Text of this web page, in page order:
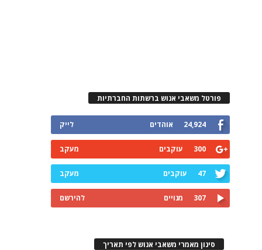
פורטל משאבי אנוש ברשתות החברתיות
24,924 אוהדים לייק
300 עוקבים מעקב
47 עוקבים מעקב
307 מנויים להירשם
סינון מאמרי משאבי אנוש לפי תאריך